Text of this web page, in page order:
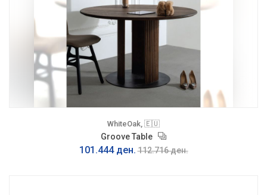
WhiteOak, 🇪🇺
Groove Table
101.444 ден. 112.716 ден.